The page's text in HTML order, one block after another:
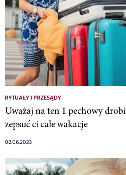
RYTUAŁY I PRZESĄDY
Uważaj na ten 1 pechowy
zepsuć ci całe wakacje
02.06.2023